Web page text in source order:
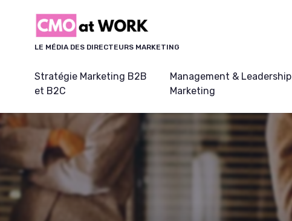
LE MÉDIA DES DIRECTEURS MARKETING
Stratégie Marketing B2B
et B2C
Management & Leadership
Marketing